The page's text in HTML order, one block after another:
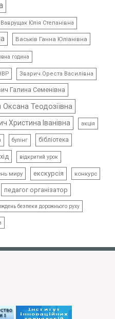
Ваврущак Юлія Степанівна
Васьків Ганна Юліанівна
година
Зварич Ореста Василівна
Галина Семенівна
Теодозіївна
Христина Іванівна акція
булінг бібліотека
відкритий урок
миру екскурсія конкурс
педагог організатор
безпеки дорожнього руху